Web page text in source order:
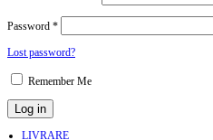
Password *
Lost password?
Remember Me
Log in
LIVRARE